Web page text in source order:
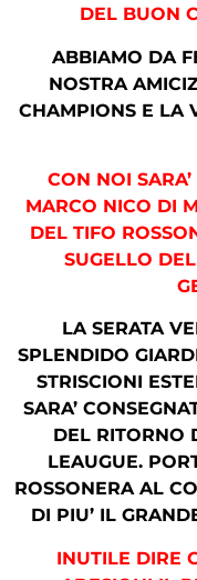
DEL BUON
ABBIAMO DA
NOSTRA
CHAMPIONS E LA
CON NOI
MARCO NICO DI
DEL TIFO
SUGELLO
LA SERATA
SPLENDIDO
STRISCIONI
SARA’
DEL RITORNO
LEAUGUE.
ROSSONERA AL
DI PIU’ IL
INUTILE DIRE